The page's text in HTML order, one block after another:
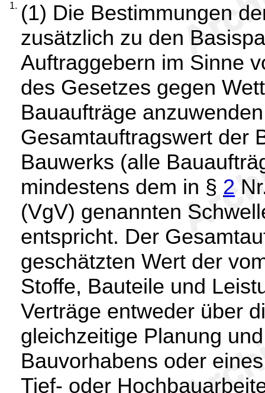
1. (1) Die Bestimmungen
zusätzlich zu den
Auftraggebern im Sinne
des Gesetzes gegen
Bauaufträge
Gesamtauftragswert der
Bauwerks (alle
mindestens dem in § 2
(VgV) genannten
entspricht. Der
geschätzten Wert der
Stoffe, Bauteile und
Verträge entweder über
gleichzeitige Planung
Bauvorhabens oder
Tief- oder